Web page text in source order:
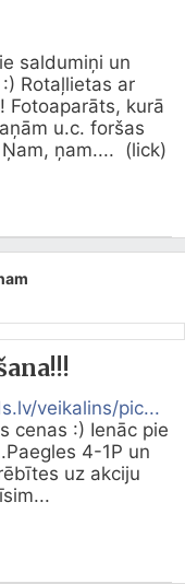
saldumiņi un
Rotaļlietas ar
Fotoaparāts, kurā
u.c. foršas
ņam....  (lick)
veikalins/pic...
cenas :) Ienāc pie
4-1P un
uz akciju